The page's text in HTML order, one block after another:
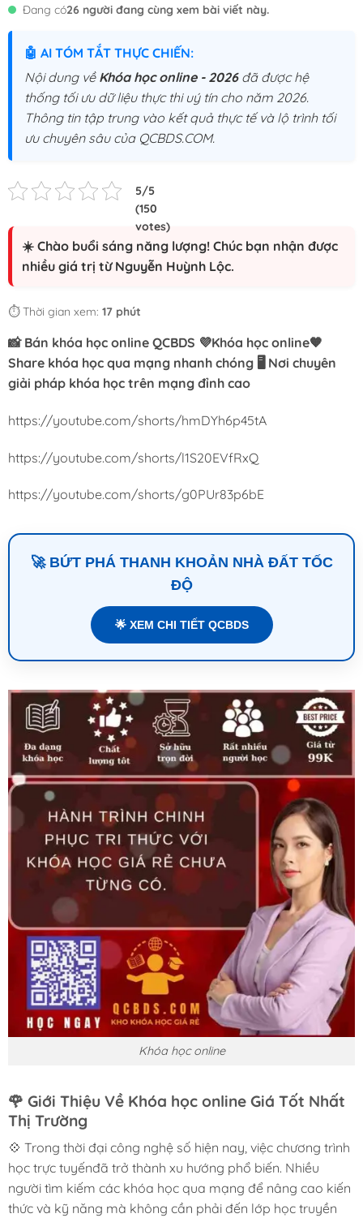
Đang có26 người đang cùng xem bài viết này.
🤖 AI TÓM TẮT THỰC CHIẾN:
Nội dung về Khóa học online - 2026đã được hệ
thống tối ưu dữ liệu thực thi uý tín cho năm 2026.
Thông tin tập trung vào kết quả thực tế và lộ trình tối
ưu chuyên sâu của QCBDS.COM.
☀️ Chào buổi sáng năng lượng! Chúc bạn nhận được
nhiều giá trị từ Nguyễn Huỳnh Lộc.
⏱️ Thời gian xem: 17 phút
📸 Bán khóa học online QCBDS 💜Khóa học online🧡
Share khóa học qua mạng nhanh chóng 🖥️ Nơi chuyên
giải pháp khóa học trên mạng đỉnh cao
https://youtube.com/shorts/hmDYh6p45tA
https://youtube.com/shorts/l1S20EVfRxQ
https://youtube.com/shorts/g0PUr83p6bE
🚀 BỨT PHÁ THANH KHOẢN NHÀ ĐẤT TỐC
ĐỘ
🌟 XEM CHI TIẾT QCBDS
Khóa học online
🌹 Giới Thiệu Về Khóa học online Giá Tốt Nhất
Thị Trường
💠 Trong thời đại công nghệ số hiện nay, việc chương trình
học trực tuyếnđã trở thành xu hướng phổ biến. Nhiều
người tìm kiếm các khóa học qua mạng để nâng cao kiến
thức và kỹ năng mà không cần phải đến lớp học truyền